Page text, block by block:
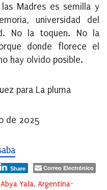
Madres es semilla y
universidad del
No la toquen. No la
donde florece el
hay olvido posible.
para La pluma
de 2025
Share Correo Electrónico
Yala, Argentina-